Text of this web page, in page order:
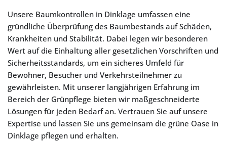
Unsere Baumkontrollen in Dinklage umfassen eine
gründliche Überprüfung des Baumbestands auf Schäden,
Krankheiten und Stabilität. Dabei legen wir besonderen
Wert auf die Einhaltung aller gesetzlichen Vorschriften und
Sicherheitsstandards, um ein sicheres Umfeld für
Bewohner, Besucher und Verkehrsteilnehmer zu
gewährleisten. Mit unserer langjährigen Erfahrung im
Bereich der Grünpflege bieten wir maßgeschneiderte
Lösungen für jeden Bedarf an. Vertrauen Sie auf unsere
Expertise und lassen Sie uns gemeinsam die grüne Oase in
Dinklage pflegen und erhalten.